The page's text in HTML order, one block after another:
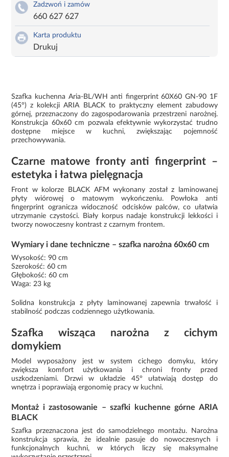
Zadzwoń i zamów
660 627 627
Karta produktu
Drukuj
Szafka kuchenna Aria-BL/WH anti fingerprint 60X60 GN-90 1F
(45°) z kolekcji ARIA BLACK to praktyczny element zabudowy
górnej, przeznaczony do zagospodarowania przestrzeni narożnej.
Konstrukcja 60x60 cm pozwala efektywnie wykorzystać trudno
dostępne miejsce w kuchni, zwiększając pojemność
przechowywania.
Czarne matowe fronty anti fingerprint –
estetyka i łatwa pielęgnacja
Front w kolorze BLACK AFM wykonany został z laminowanej
płyty wiórowej o matowym wykończeniu. Powłoka anti
fingerprint ogranicza widoczność odcisków palców, co ułatwia
utrzymanie czystości. Biały korpus nadaje konstrukcji lekkości i
tworzy nowoczesny kontrast z czarnym frontem.
Wymiary i dane techniczne – szafka narożna 60x60 cm
Wysokość: 90 cm
Szerokość: 60 cm
Głębokość: 60 cm
Waga: 23 kg
Solidna konstrukcja z płyty laminowanej zapewnia trwałość i
stabilność podczas codziennego użytkowania.
Szafka wisząca narożna z cichym
domykiem
Model wyposażony jest w system cichego domyku, który
zwiększa komfort użytkowania i chroni fronty przed
uszkodzeniami. Drzwi w układzie 45° ułatwiają dostęp do
wnętrza i poprawiają ergonomię pracy w kuchni.
Montaż i zastosowanie – szafki kuchenne górne ARIA
BLACK
Szafka przeznaczona jest do samodzielnego montażu. Narożna
konstrukcja sprawia, że idealnie pasuje do nowoczesnych i
funkcjonalnych kuchni, w których liczy się maksymalne